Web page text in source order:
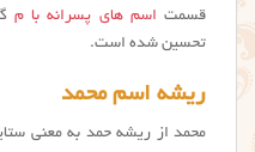
قسمت اسم های پسرانه با م
تحسین شده است.
ریشه اسم محمد
محمد از ریشه حمد به معنی